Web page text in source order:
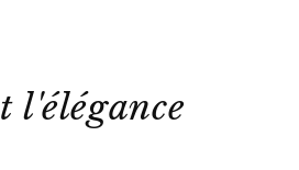
l'élégance